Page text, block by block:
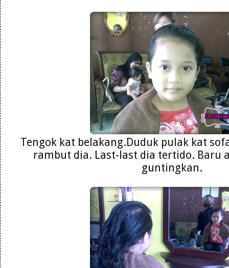
Tengok kat belakang.Duduk pulak kat
rambut dia. Last-last dia tertido. Baru
guntingkan.